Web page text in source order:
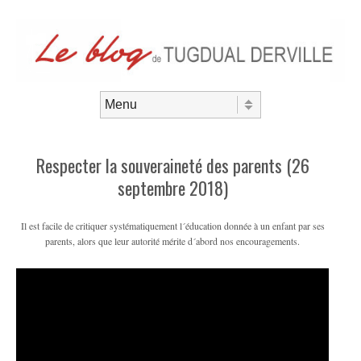
Respecter la souveraineté des parents (26
septembre 2018)
Il est facile de critiquer systématiquement l´éducation donnée à un enfant par ses
parents, alors que leur autorité mérite d´abord nos encouragements.